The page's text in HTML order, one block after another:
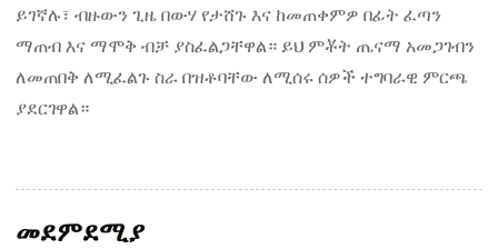
ይገኛሉ፣ ብዙውን ጊዜ በውሃ የታሸጉ እና ከመጠቀምዎ በፊት ፈጣን
ማጠብ እና ማሞቅ ብቻ ያስፈልጋቸዋል። ይህ ምቾት ጤናማ አመጋገብን
ለመጠበቅ ለሚፈልጉ ስራ በዝቶባቸው ለሚሰሩ ሰዎች ተግባራዊ ምርጫ
ያደርገዋል።
መደምደሚያ